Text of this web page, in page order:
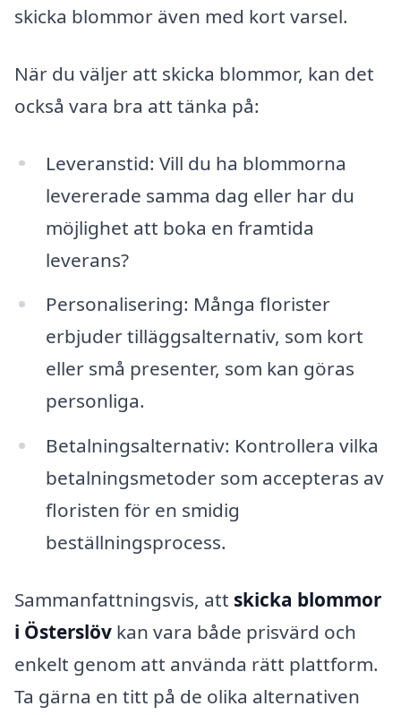
skicka blommor även med kort varsel.
När du väljer att skicka blommor, kan det
också vara bra att tänka på:
Leveranstid: Vill du ha blommorna
levererade samma dag eller har du
möjlighet att boka en framtida
leverans?
Personalisering: Många florister
erbjuder tilläggsalternativ, som kort
eller små presenter, som kan göras
personliga.
Betalningsalternativ: Kontrollera vilka
betalningsmetoder som accepteras av
floristen för en smidig
beställningsprocess.
Sammanfattningsvis, att skicka blommor
i Österslöv kan vara både prisvärd och
enkelt genom att använda rätt plattform.
Ta gärna en titt på de olika alternativen